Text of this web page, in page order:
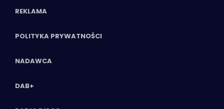
REKLAMA
POLITYKA PRYWATNOŚCI
NADAWCA
DAB+